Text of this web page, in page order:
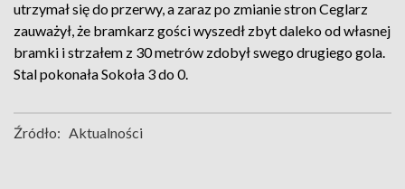
utrzymał się do przerwy, a zaraz po zmianie stron Ceglarz
zauważył, że bramkarz gości wyszedł zbyt daleko od własnej
bramki i strzałem z 30 metrów zdobył swego drugiego gola.
Stal pokonała Sokoła 3 do 0.
Źródło: Aktualności